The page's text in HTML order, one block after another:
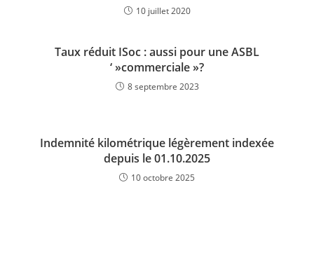
10 juillet 2020
Taux réduit ISoc : aussi pour une ASBL
‘ »commerciale »?
8 septembre 2023
Indemnité kilométrique légèrement indexée
depuis le 01.10.2025
10 octobre 2025